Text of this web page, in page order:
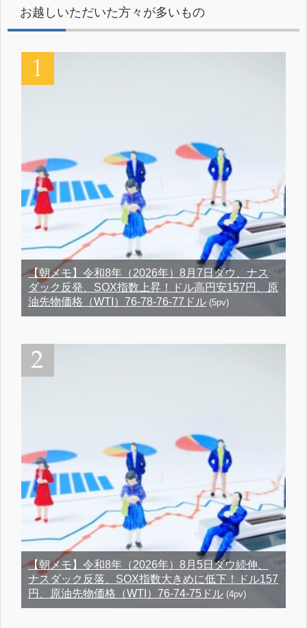
お越しいただいた方々が多いもの
【朝メモ】令和8年（2026年）8月7日ダウ、ナス
ダック反発、SOX指数上昇！ドル高円安157円、原
油先物価格（WTI）76-78-76-77ドル (5pv)
【朝メモ】令和8年（2026年）8月5日ダウ続伸、
ナスダック反落、SOX指数大きめに低下！ドル157
円、原油先物価格（WTI）76-74-75ドル (4pv)